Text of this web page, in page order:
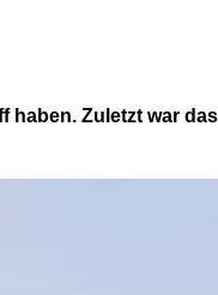
Zuletzt war